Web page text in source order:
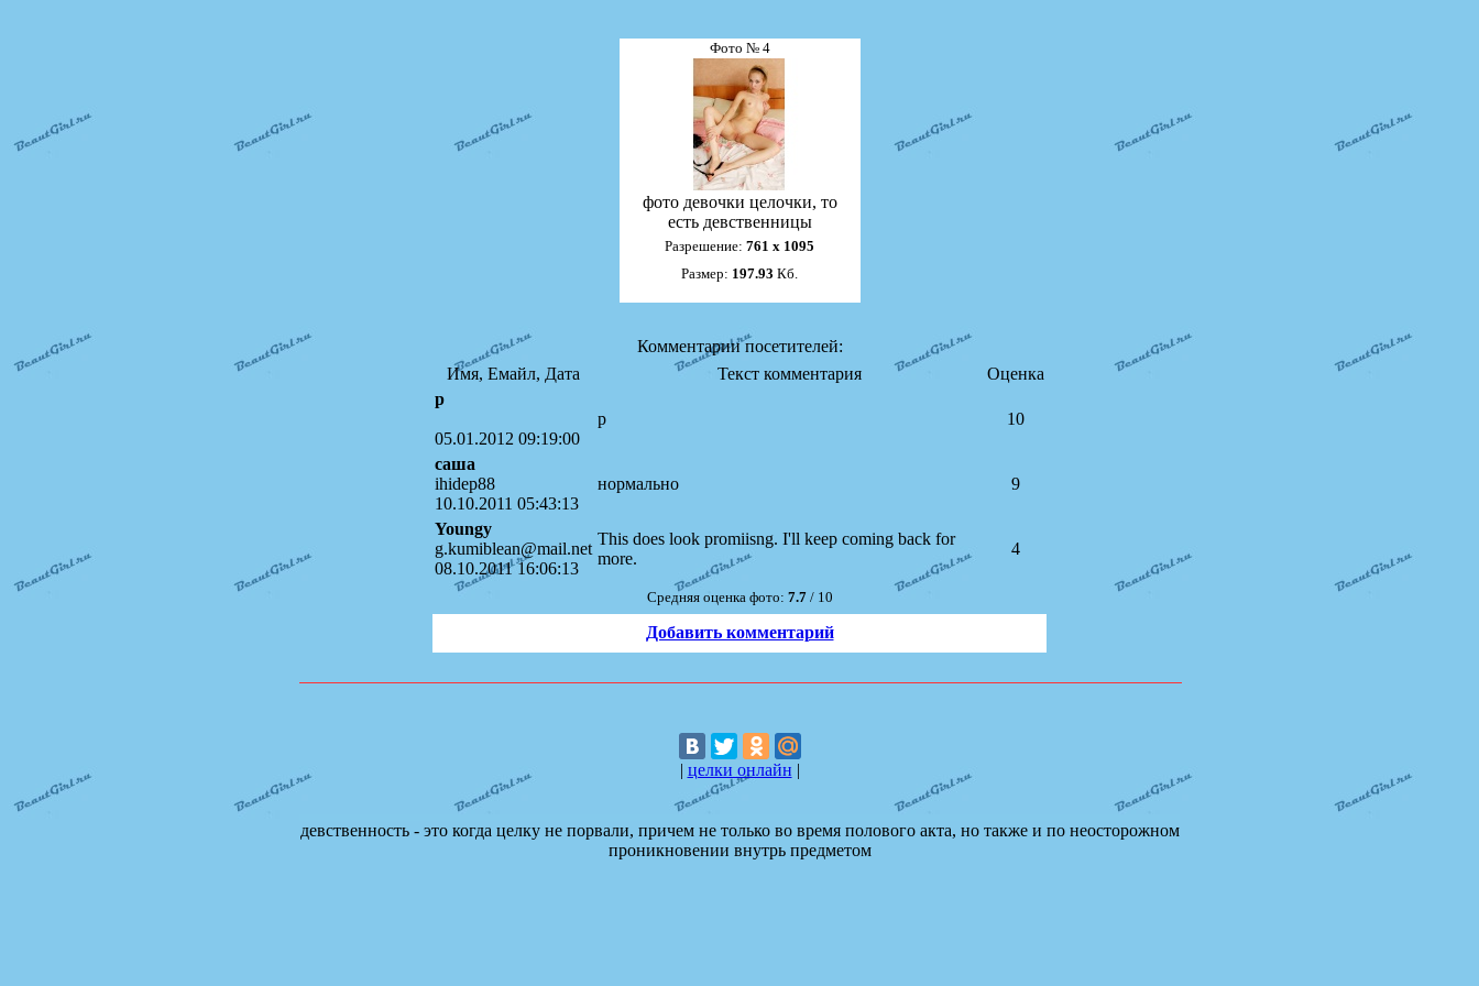
Фото № 4
фото девочки целочки, то
есть девственницы
Разрешение: 761 х 1095
Размер: 197.93 Кб.
Комментарии посетителей:
Имя, Емайл, Дата
Текст комментария
Оценка
р
05.01.2012 09:19:00
р 10
саша
ihidep88
10.10.2011 05:43:13
нормально 9
Youngy
g.kumiblean@mail.net
08.10.2011 16:06:13
This does look promiisng. I'll keep coming back for
more.
4
Средняя оценка фото: 7.7/ 10
Добавить комментарий
| целки онлайн |
девственность - это когда целку не порвали, причем не только во время полового акта, но также и по неосторожном
проникновении внутрь предметом